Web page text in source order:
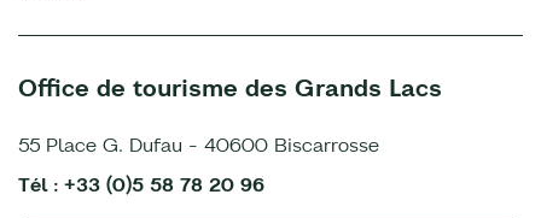
Office de tourisme des Grands Lacs
55 Place G. Dufau - 40600 Biscarrosse
Tél : +33 (0)5 58 78 20 96